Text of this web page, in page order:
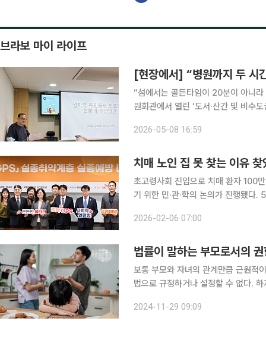
브라보 마이 라이프
[현장에서] “병원까지 두 시
“섬에서는 골든타임이 20분이 아니라 2시간, 4
원회관에서 열린 ‘도서·산간 및 비수
치료 시기를 놓쳐 숨지는 일이 반복되
2026-05-08 16:59
치매 노인 집 못 찾는 이유 찾
초고령사회 진입으로 치매 환자 100
기 위한 민·관·학의 논의가 진행됐다.
2026-02-06 07:00
법률이 말하는 부모로서의
보통 부모와 자녀의 관계만큼 근원적
법으로 규정하거나 설정할 수 없다.
2024-11-29 09:09